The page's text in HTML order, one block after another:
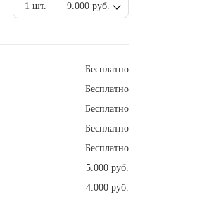
1 шт. 9.000 руб.
Бесплатно
Бесплатно
Бесплатно
Бесплатно
Бесплатно
5.000 руб.
4.000 руб.